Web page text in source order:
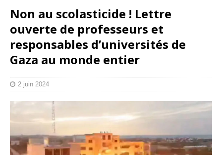
Non au scolasticide ! Lettre
ouverte de professeurs et
responsables d’universités de
Gaza au monde entier
2 juin 2024